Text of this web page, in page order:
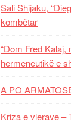
Sali Shijaku,
kombëtar
“Dom Fred
hermeneutikë e
A PO
Kriza e vlerave –